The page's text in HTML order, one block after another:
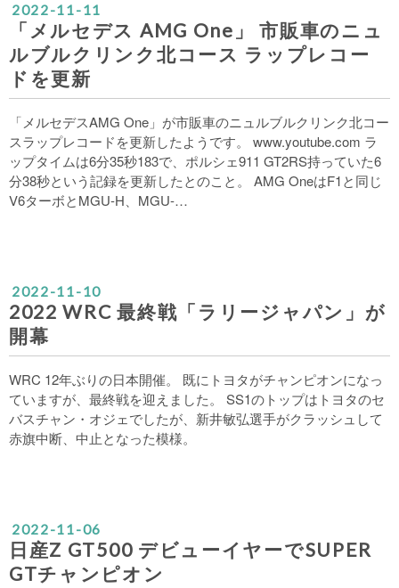
2022-11-11
「メルセデス AMG One」 市販車のニュ
ルブルクリンク北コース ラップレコー
ドを更新
「メルセデスAMG One」が市販車のニュルブルクリンク北コー
スラップレコードを更新したようです。 www.youtube.com ラ
ップタイムは6分35秒183で、ポルシェ911 GT2RS持っていた6
分38秒という記録を更新したとのこと。 AMG OneはF1と同じ
V6ターボとMGU-H、MGU-…
2022-11-10
2022 WRC 最終戦「ラリージャパン」が
開幕
WRC 12年ぶりの日本開催。 既にトヨタがチャンピオンになっ
ていますが、最終戦を迎えました。 SS1のトップはトヨタのセ
バスチャン・オジェでしたが、新井敏弘選手がクラッシュして
赤旗中断、中止となった模様。
2022-11-06
日産Z GT500 デビューイヤーでSUPER
GTチャンピオン